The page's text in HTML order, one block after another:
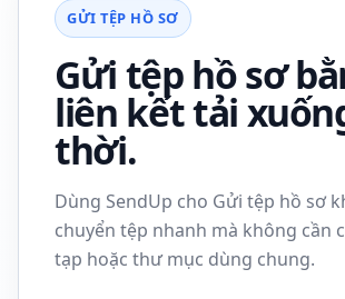
GỬI TỆP HỒ SƠ
Gửi tệp hồ sơ
liên kết tải
thời.
Dùng SendUp cho Gửi tệp hồ sơ
chuyển tệp nhanh mà không cần
tạp hoặc thư mục dùng chung.